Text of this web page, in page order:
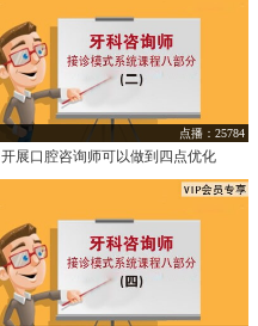
开展口腔咨询师可以做到四点优化
点播：25784